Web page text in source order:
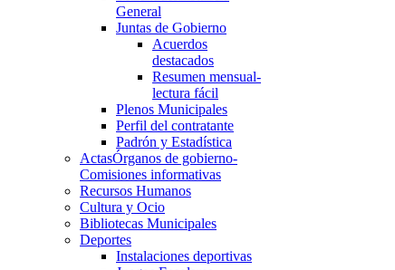
General
Juntas de Gobierno
Acuerdos
destacados
Resumen mensual-
lectura fácil
Plenos Municipales
Perfil del contratante
Padrón y Estadística
ActasÓrganos de gobierno-
Comisiones informativas
Recursos Humanos
Cultura y Ocio
Bibliotecas Municipales
Deportes
Instalaciones deportivas